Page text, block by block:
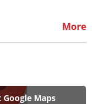
More
Maps